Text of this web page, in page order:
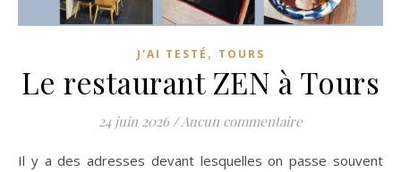
J'AI TESTÉ , TOURS
Le restaurant ZEN à Tours
24 juin 2026 /Aucun commentaire
Il y a des adresses devant lesquelles on passe souvent